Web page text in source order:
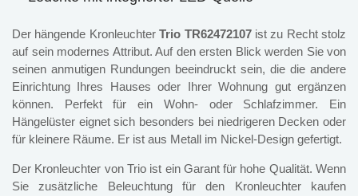
Der hängende KronleuchterTrio TR62472107ist zu Recht stolz
auf sein modernes Attribut. Auf den ersten Blick werden Sie von
seinen anmutigen Rundungen beeindruckt sein, die die andere
Einrichtung Ihres Hauses oder Ihrer Wohnung gut ergänzen
können. Perfekt für ein Wohn- oder Schlafzimmer. Ein
Hängelüster eignet sich besonders bei niedrigeren Decken oder
für kleinere Räume. Er ist aus Metall im Nickel-Design gefertigt.
Der Kronleuchter von Trio ist ein Garant für hohe Qualität. Wenn
Sie zusätzliche Beleuchtung für den Kronleuchter kaufen